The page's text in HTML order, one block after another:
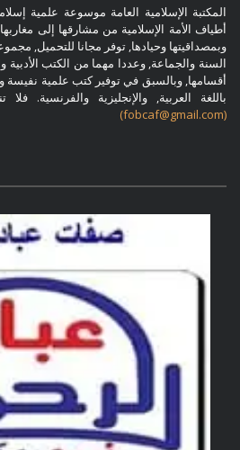
المكتبة الإسلامية العامة موسوعة علمية
أطياف الأمة الإسلامية من مشارقها إلى
وبمصداقيتها وحيادها, توفر مجانا للتحميل,
السنة والجماعة, وعددا مهما من الكتب الأدبية
أقسامها, وبالسبق في توفير كتب علمية نفيسة
باللغة العربية, والإنجليزية والفرنسية.
(fobcaf@gmail.com)